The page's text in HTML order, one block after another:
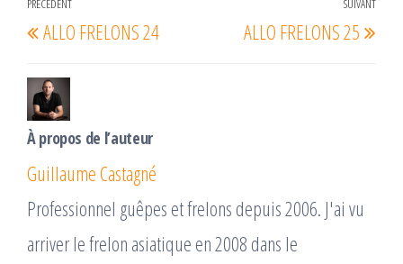
Navigation
de
Article
précédent
PRÉCÉDENT
ALLO FRELONS 24
SUIVANT
ALLO FRELONS 25
À propos de l’auteur
Guillaume Castagné
Professionnel guêpes et frelons depuis 2006. J'ai vu
arriver le frelon asiatique en 2008 dans le